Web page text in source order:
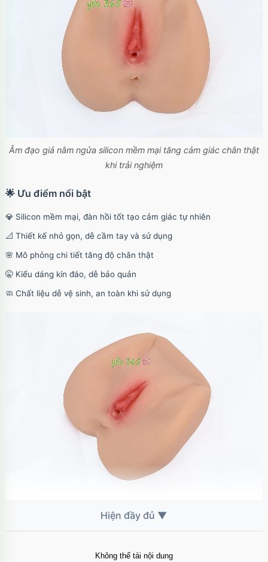
Âm đạo giả nằm ngửa silicon mềm mại tăng cảm giác chân thật
khi trải nghiệm
🌟 Ưu điểm nổi bật
💎 Silicon mềm mại, đàn hồi tốt tạo cảm giác tự nhiên
📐 Thiết kế nhỏ gọn, dễ cầm tay và sử dụng
🌸 Mô phỏng chi tiết tăng độ chân thật
🤫 Kiểu dáng kín đáo, dễ bảo quản
🧼 Chất liệu dễ vệ sinh, an toàn khi sử dụng
Sản phẩm mang đến trải nghiệm nhẹ nhàng, chân thật và tiện lợi
Không thể tải nội dung